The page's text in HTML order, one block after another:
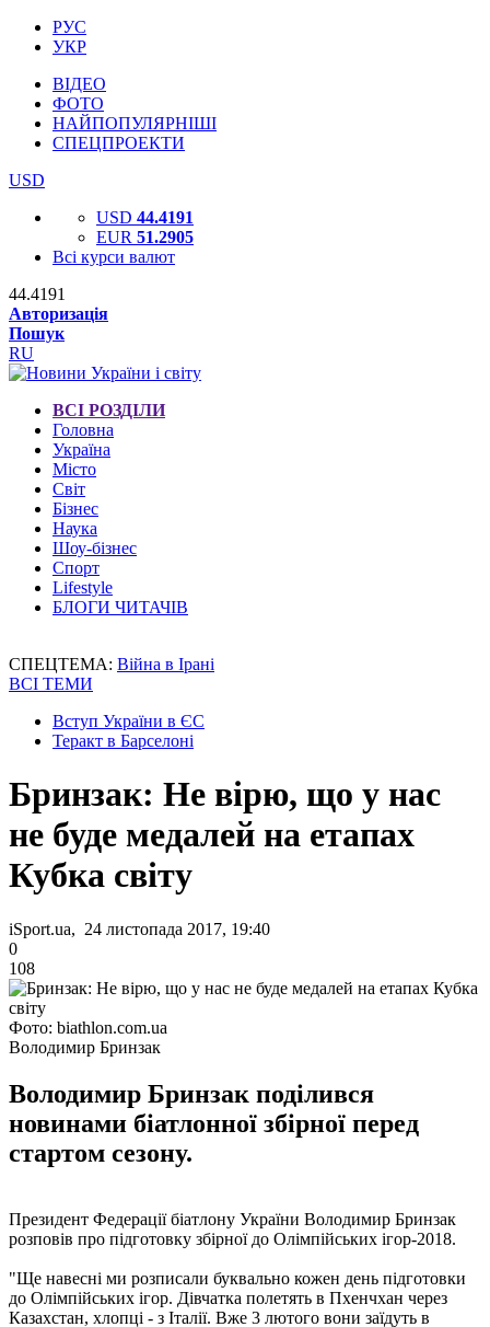
РУС
УКР
ВІДЕО
ФОТО
НАЙПОПУЛЯРНІШІ
СПЕЦПРОЕКТИ
USD
USD 44.4191
EUR 51.2905
Всі курси валют
44.4191
Авторизація
Пошук
RU
ВСІ РОЗДІЛИ
Головна
Україна
Місто
Світ
Бізнес
Наука
Шоу-бізнес
Спорт
Lifestyle
БЛОГИ ЧИТАЧІВ
СПЕЦТЕМА: Війна в Ірані
ВСІ ТЕМИ
Вступ України в ЄС
Теракт в Барселоні
Бринзак: Не вірю, що у нас
не буде медалей на етапах
Кубка світу
iSport.ua, 24 листопада 2017, 19:40
0
108
Фото: biathlon.com.ua
Володимир Бринзак
Володимир Бринзак поділився
новинами біатлонної збірної перед
стартом сезону.
Президент Федерації біатлону України Володимир Бринзак
розповів про підготовку збірної до Олімпійських ігор-2018.
"Ще навесні ми розписали буквально кожен день підготовки
до Олімпійських ігор. Дівчатка полетять в Пхенчхан через
Казахстан, хлопці - з Італії. Вже 3 лютого вони заїдуть в